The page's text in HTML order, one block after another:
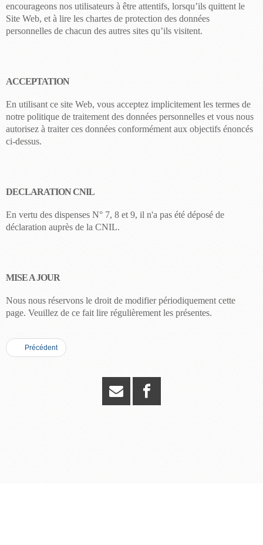
encourageons nos utilisateurs à être attentifs, lorsqu’ils quittent le
Site Web, et à lire les chartes de protection des données
personnelles de chacun des autres sites qu’ils visitent.
ACCEPTATION
En utilisant ce site Web, vous acceptez implicitement les termes de
notre politique de traitement des données personnelles et vous nous
autorisez à traiter ces données conformément aux objectifs énoncés
ci-dessus.
DECLARATION CNIL
En vertu des dispenses N° 7, 8 et 9, il n'a pas été déposé de
déclaration auprès de la CNIL.
MISE A JOUR
Nous nous réservons le droit de modifier périodiquement cette
page. Veuillez de ce fait lire régulièrement les présentes.
Précédent